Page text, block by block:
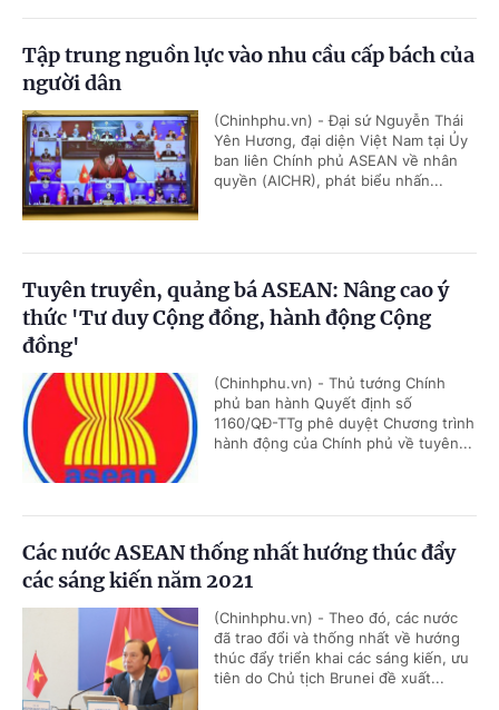
Tập trung nguồn lực vào nhu cầu cấp bách của
người dân
(Chinhphu.vn) - Đại sứ Nguyễn Thái
Yên Hương, đại diện Việt Nam tại Ủy
ban liên Chính phủ ASEAN về nhân
quyền (AICHR), phát biểu nhấn...
Tuyên truyền, quảng bá ASEAN: Nâng cao ý
thức 'Tư duy Cộng đồng, hành động Cộng
đồng'
(Chinhphu.vn) - Thủ tướng Chính
phủ ban hành Quyết định số
1160/QĐ-TTg phê duyệt Chương trình
hành động của Chính phủ về tuyên...
Các nước ASEAN thống nhất hướng thúc đẩy
các sáng kiến năm 2021
(Chinhphu.vn) - Theo đó, các nước
đã trao đổi và thống nhất về hướng
thúc đẩy triển khai các sáng kiến, ưu
tiên do Chủ tịch Brunei đề xuất...